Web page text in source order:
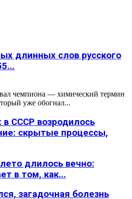
длинных слов русского
чемпиона — химический термин
уже обогнал...
в СССР возродилось
скрытые процессы,
длилось вечно:
в том, как...
загадочная болезнь